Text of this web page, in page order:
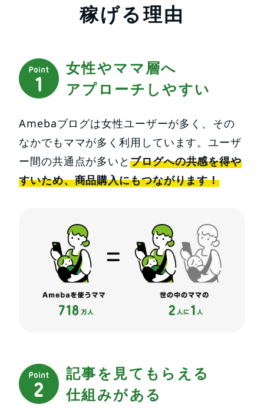
稼げる理由
女性やママ層へ
アプローチしやすい
Amebaブログは女性ユーザーが多く、その
なかでもママが多く利用しています。ユーザ
ー間の共通点が多いと ブログへの共感を得や
すいため、商品購入にもつながります！
記事を見てもらえる
仕組みがある